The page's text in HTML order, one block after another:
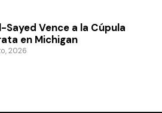
Sayed Vence a la Cúpula
en Michigan
2026